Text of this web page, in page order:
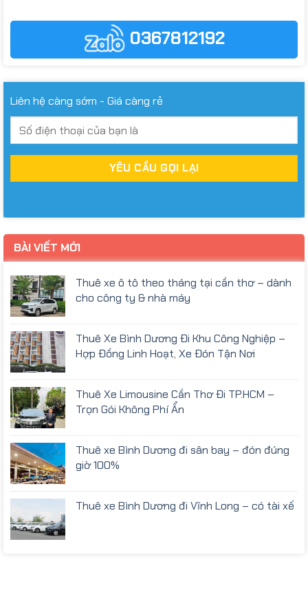
0367812192
Liên hệ càng sớm - Giá càng rẻ
BÀI VIẾT MỚI
Thuê xe ô tô theo tháng tại cần thơ – dành
cho công ty & nhà máy
Thuê Xe Bình Dương Đi Khu Công Nghiệp –
Hợp Đồng Linh Hoạt, Xe Đón Tận Nơi
Thuê Xe Limousine Cần Thơ Đi TP.HCM –
Trọn Gói Không Phí Ẩn
Thuê xe Bình Dương đi sân bay – đón đúng
giờ 100%
Thuê xe Bình Dương đi Vĩnh Long – có tài xế